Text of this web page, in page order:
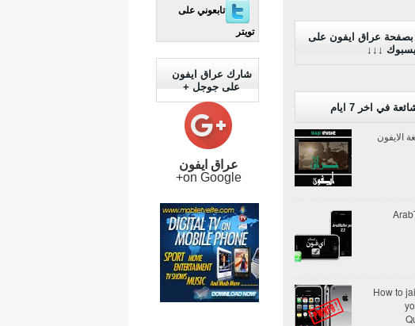
عراق ايفون على
↓↓↓
في اخر 7 ايام
الايفون
How to
تابعوني على
تويتر
شارك عراق ايفون
على جوجل +
عراق ايفون
on Google+